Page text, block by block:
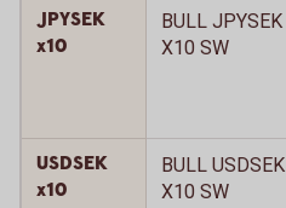
JPYSEK
x10
BULL JPYSEK
X10 SW
USDSEK
x10
BULL USDSEK
X10 SW